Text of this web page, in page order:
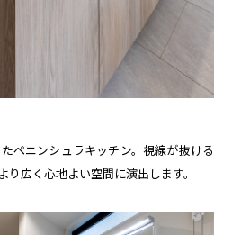
ペニンシュラキッチン。視線が抜ける
広く心地よい空間に演出します。